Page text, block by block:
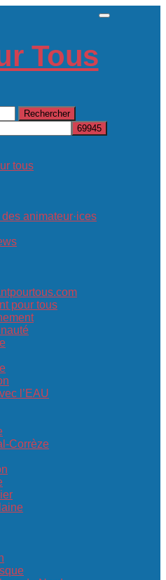
tous
animateur·ices
pour tous
l’EAU
Corrèze